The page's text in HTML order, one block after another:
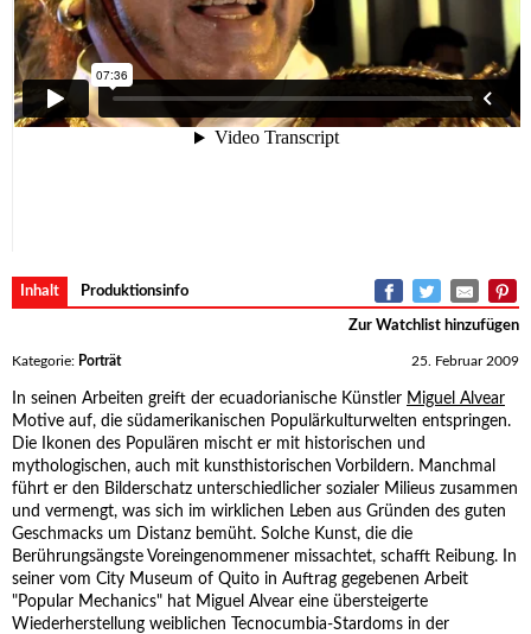
Inhalt Produktionsinfo
Zur Watchlist hinzufügen
Kategorie: Porträt 25. Februar 2009
In seinen Arbeiten greift der ecuadorianische Künstler Miguel Alvear
Motive auf, die südamerikanischen Populärkulturwelten entspringen.
Die Ikonen des Populären mischt er mit historischen und
mythologischen, auch mit kunsthistorischen Vorbildern. Manchmal
führt er den Bilderschatz unterschiedlicher sozialer Milieus zusammen
und vermengt, was sich im wirklichen Leben aus Gründen des guten
Geschmacks um Distanz bemüht. Solche Kunst, die die
Berührungsängste Voreingenommener missachtet, schafft Reibung. In
seiner vom City Museum of Quito in Auftrag gegebenen Arbeit
"Popular Mechanics" hat Miguel Alvear eine übersteigerte
Wiederherstellung weiblichen Tecnocumbia-Stardoms in der